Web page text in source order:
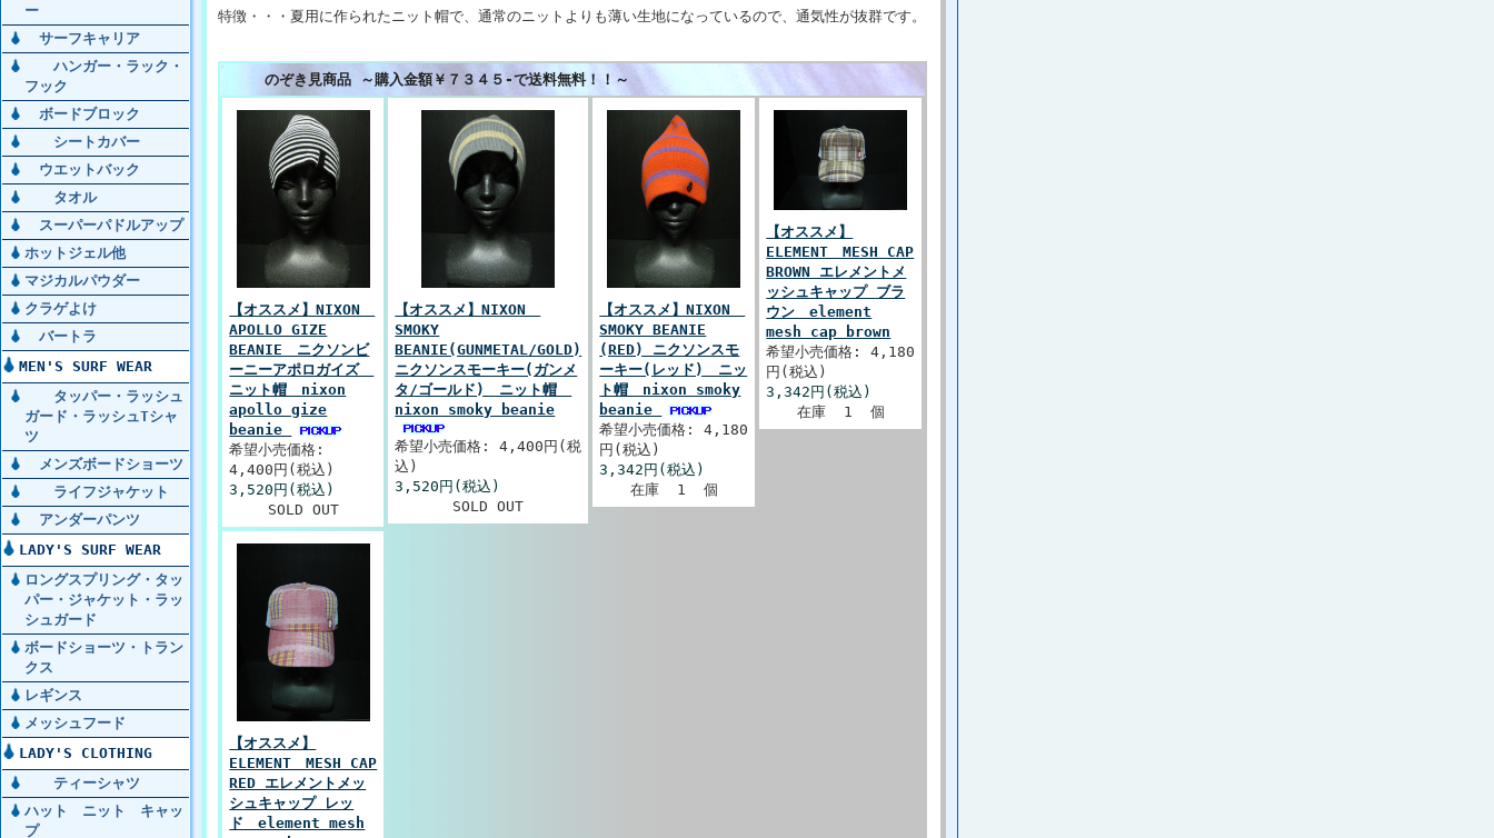
ー
サーフキャリア
ハンガー・ラック・
フック
ボードブロック
シートカバー
ウエットバック
タオル
スーパーパドルアップ
ホットジェル他
マジカルパウダー
クラゲよけ
バートラ
MEN'S SURF WEAR
タッパー・ラッシュ
ガード・ラッシュTシャ
ツ
メンズボードショーツ
ライフジャケット
アンダーパンツ
LADY'S SURF WEAR
ロングスプリング・タッ
パー・ジャケット・ラッ
シュガード
ボードショーツ・トラン
クス
レギンス
メッシュフード
LADY'S CLOTHING
ティーシャツ
ハット ニット キャッ
プ
特徴・・・夏用に作られたニット帽で、通常のニットよりも薄い生地になっているので、通気性が抜群です。
のぞき見商品 ～購入金額￥７３４５-で送料無料！！～
【オススメ】NIXON
APOLLO GIZE
BEANIE ニクソンビ
ーニーアポロガイズ
ニット帽 nixon
apollo gize
beanie
希望小売価格:
4,400円(税込)
3,520円(税込)
SOLD OUT
【オススメ】NIXON
SMOKY
BEANIE(GUNMETAL/GOLD)
ニクソンスモーキー(ガンメ
タ/ゴールド) ニット帽
nixon smoky beanie
希望小売価格: 4,400円(税
込)
3,520円(税込)
SOLD OUT
【オススメ】NIXON
SMOKY BEANIE
(RED) ニクソンスモ
ーキー(レッド) ニッ
ト帽 nixon smoky
beanie
希望小売価格: 4,180
円(税込)
3,342円(税込)
在庫 1 個
【オススメ】
ELEMENT MESH CAP
BROWN エレメントメ
ッシュキャップ ブラ
ウン element
mesh cap brown
希望小売価格: 4,180
円(税込)
3,342円(税込)
在庫 1 個
【オススメ】
ELEMENT MESH CAP
RED エレメントメッ
シュキャップ レッ
ド element mesh